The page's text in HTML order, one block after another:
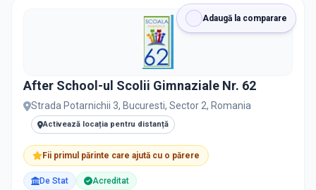
Adaugă la comparare
After School-ul Scolii Gimnaziale Nr. 62
Strada Potarnichii 3, Bucuresti, Sector 2, Romania
Activează locația pentru distanță
Fii primul părinte care ajută cu o părere
De Stat Acreditat